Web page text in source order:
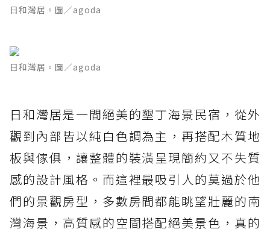
日和灣居。圖／agoda
日和灣居。圖／agoda
日和灣居是一間絕美的墾丁海景民宿，從外
觀到內部皆以純白色調為主，再搭配木質地
板與傢俱，讓整體的裝潢呈現簡約又不失質
感的設計風格。而這裡最吸引人的莫過於他
們的景觀房型，多數房間都能眺望壯麗的南
灣海景，高質感的空間搭配絕美景色，真的